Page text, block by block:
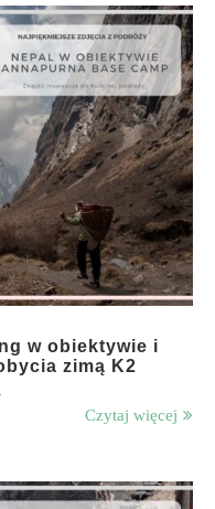
w obiektywie i
zimą K2
Czytaj więcej